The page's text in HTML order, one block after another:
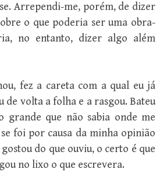
Arrependi-me, porém, de dizer
o que poderia ser uma obra-
no entanto, dizer algo além
fez a careta com a qual eu já
de volta a folha e a rasgou. Bateu
grande que não sabia onde me
foi por causa da minha opinião
do que ou­viu, o certo é que
no lixo o que escrevera.